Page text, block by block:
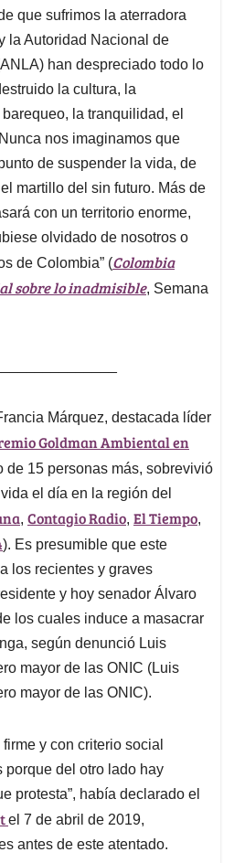
que sufrimos la aterradora
la Autoridad Nacional de
han despreciado todo lo
la cultura, la
la tranquilidad, el
Nunca nos imaginamos que
de suspender la vida, de
martillo del sin futuro. Más de
con un territorio enorme,
olvidado de nosotros o
de Colombia” (Colombia
sobre lo inadmisible, Semana
Márquez, destacada líder
Goldman Ambiental en
de 15 personas más, sobrevivió
el día en la región del
, Contagio Radio, El Tiempo,
). Es presumible que este
los recientes y graves
y hoy senador Álvaro
los cuales induce a masacrar
, según denunció Luis
mayor de las ONIC (Luis
mayor de las ONIC).
y con criterio social
porque del otro lado hay
protesta”, había declarado el
el 7 de abril de 2019,
antes de este atentado.